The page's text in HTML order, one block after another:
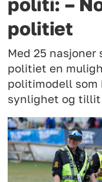
politiet
Med 25
politiet en
politimodell
synlighet og